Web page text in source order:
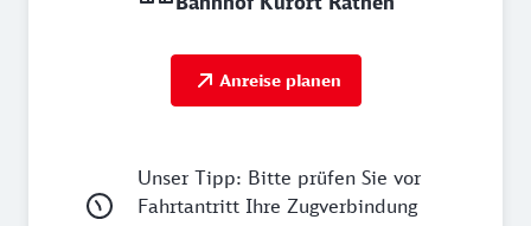
Anreise planen
Unser Tipp: Bitte prüfen Sie vor
Fahrtantritt Ihre Zugverbindung